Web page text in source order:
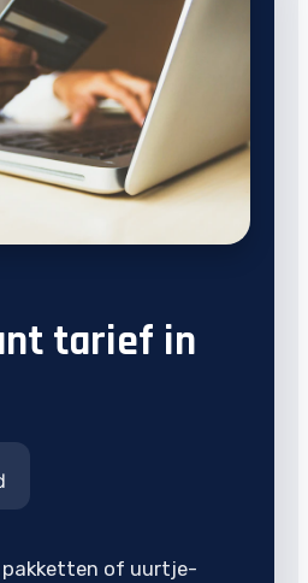
tarief in
pakketten of uurtje-